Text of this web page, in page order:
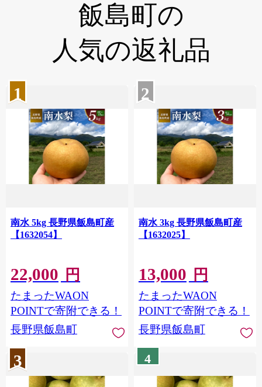
飯島町の
人気の返礼品
1
南水 5kg 長野県飯島町産
【1632054】
22,000 円
たまったWAON
POINTで寄附できる！
長野県飯島町
2
南水 3kg 長野県飯島町産
【1632025】
13,000 円
たまったWAON
POINTで寄附できる！
長野県飯島町
3 4